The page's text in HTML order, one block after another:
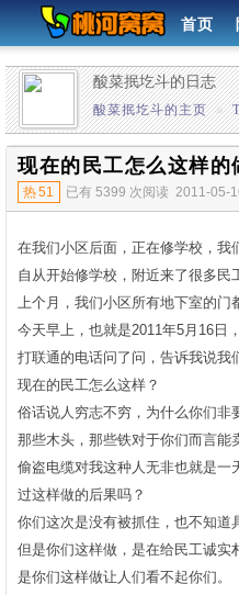
首页
酸菜抿圪斗的日志
酸菜抿圪斗的主页 »
现在的民工怎么这样的
热51 已有 5399 次阅读 2011-05-
在我们小区后面，正在修学校，我
自从开始修学校，附近来了很多民
上个月，我们小区所有地下室的门
今天早上，也就是2011年5月16日
打联通的电话问了问，告诉我说我
现在的民工怎么这样？
俗话说人穷志不穷，为什么你们非
那些木头，那些铁对于你们而言能
偷盗电缆对我这种人无非也就是一
过这样做的后果吗？
你们这次是没有被抓住，也不知道
但是你们这样做，是在给民工诚实
是你们这样做让人们看不起你们。